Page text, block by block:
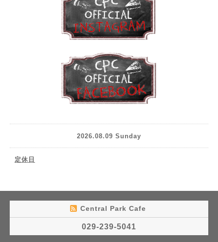
2026.08.09 Sunday
定休日
Central Park Cafe
029-239-5041